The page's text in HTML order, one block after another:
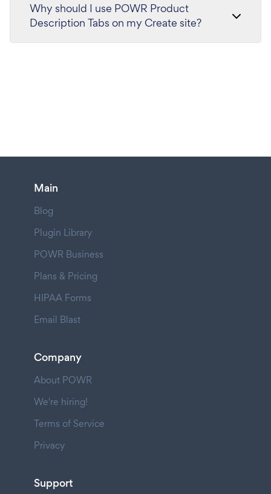
Why should I use POWR Product
Description Tabs on my Create site?
Main
Blog
Plugin Library
POWR Business
Plans & Pricing
HIPAA Forms
Email Blast
Company
About POWR
We're hiring!
Terms of Service
Privacy
Support